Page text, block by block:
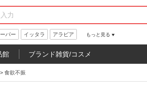
パー イッタラ アラビア もっと見る
館 ブランド雑貨/コスメ
> 食欲不振